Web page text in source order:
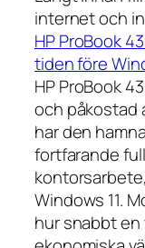
internet och
HP ProBook
tiden före
HP ProBook
och påkostad
har den
fortfarande
Windows 11.
hur snabbt